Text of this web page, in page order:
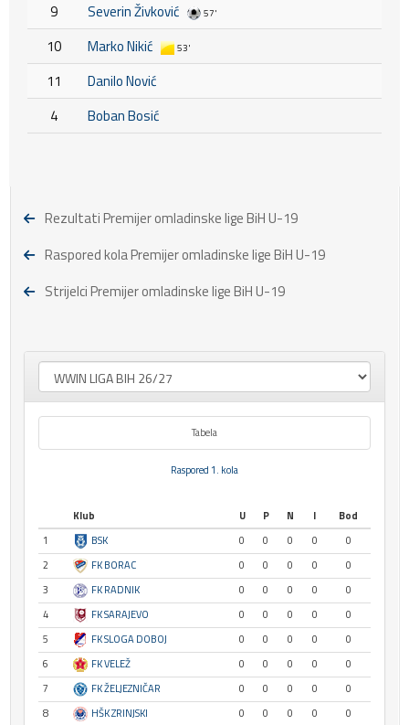
9
Severin Živković 57'
10 Marko Nikić 53'
11
Danilo Nović
4
Boban Bosić
Rezultati Premijer omladinske lige BiH U-19
Raspored kola Premijer omladinske lige BiH U-19
Strijelci Premijer omladinske lige BiH U-19
Tabela
Raspored 1. kola
Klub U P N I
Bod
1
BSK 0 0 0 0
0
2
FK BORAC 0 0 0 0
0
3
FK RADNIK 0 0 0 0
0
4
FK SARAJEVO 0 0 0 0
0
5
FK SLOGA DOBOJ 0 0 0 0
0
6
FK VELEŽ 0 0 0 0
0
7
FK ŽELJEZNIČAR 0 0 0 0
0
8
HŠK ZRINJSKI 0 0 0 0
0